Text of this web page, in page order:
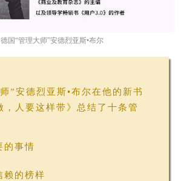
国“管理大师”安德烈亚斯•布尔
”安德烈亚斯•布尔在他的新书
，人要这样带》总结了十条管
的事情
赖的榜样